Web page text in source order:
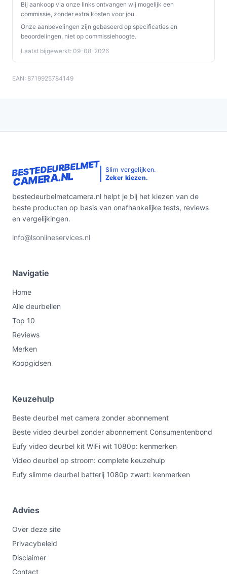
Bij aankoop via onze links ontvangen wij mogelijk een
commissie, zonder extra kosten voor jou.
Onze aanbevelingen zijn gebaseerd op specificaties en
beoordelingen, niet op commissiehoogte.
Laatst bijgewerkt: 09-08-2026
EAN: 8719925784149
BESTEDEURBELMET
CAMERA.NL
Slim vergelijken.
Zeker kiezen.
bestedeurbelmetcamera.nl helpt je bij het kiezen van de
beste producten op basis van onafhankelijke tests, reviews
en vergelijkingen.
info@lsonlineservices.nl
Navigatie
Home
Alle deurbellen
Top 10
Reviews
Merken
Koopgidsen
Keuzehulp
Beste deurbel met camera zonder abonnement
Beste video deurbel zonder abonnement Consumentenbond
Eufy video deurbel kit WiFi wit 1080p: kenmerken
Video deurbel op stroom: complete keuzehulp
Eufy slimme deurbel batterij 1080p zwart: kenmerken
Advies
Over deze site
Privacybeleid
Disclaimer
Contact